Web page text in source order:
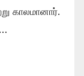
காலமானார்.